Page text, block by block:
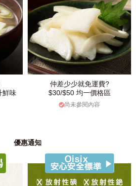
鮮味
仲差少少就免運費?
$30/$50 均一價格區
尚未參閱內容
優惠通知